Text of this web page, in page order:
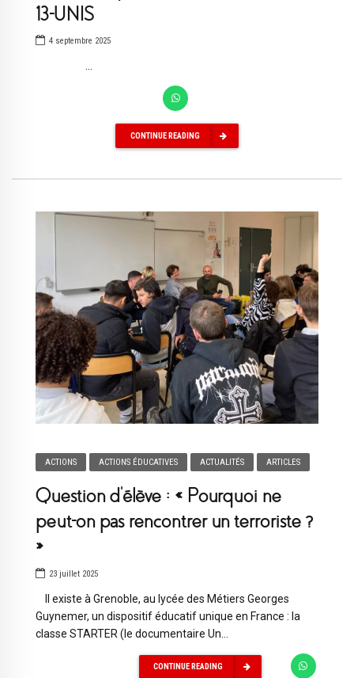
13-UNIS
4 septembre 2025
...
CONTINUE READING
ACTIONS ACTIONS ÉDUCATIVES ACTUALITÉS ARTICLES
Question d’élève : « Pourquoi ne
peut-on pas rencontrer un terroriste ?
»
23 juillet 2025
Il existe à Grenoble, au lycée des Métiers Georges
Guynemer, un dispositif éducatif unique en France : la
classe STARTER (le documentaire Un...
CONTINUE READING